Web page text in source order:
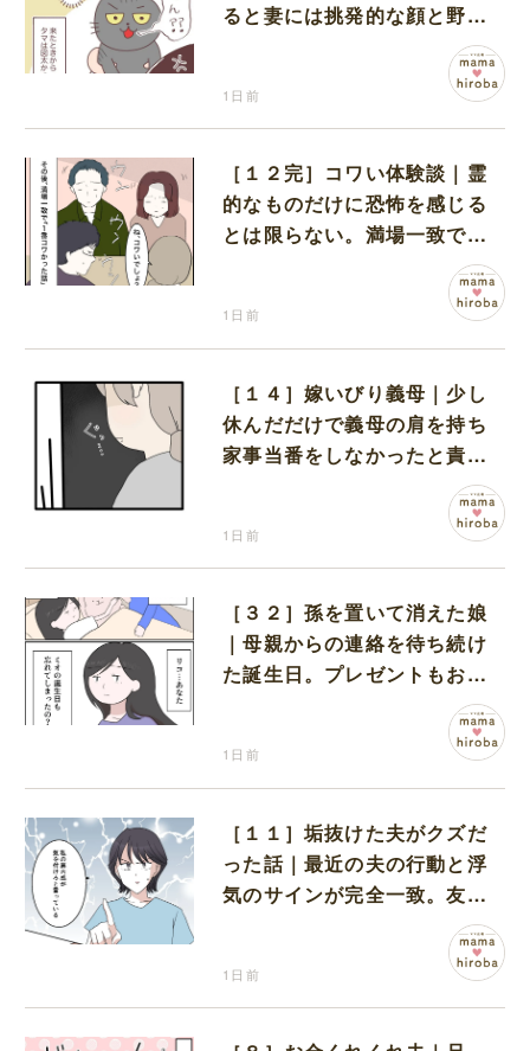
ると妻には挑発的な顔と野太
1日前
［１２完］コワい体験談｜霊
的なものだけに恐怖を感じる
とは限らない。満場一致でコ
ワいと認定された意外な体験
1日前
［１４］嫁いびり義母｜少し
休んだだけで義母の肩を持ち
家事当番をしなかったと責め
1日前
［３２］孫を置いて消えた娘
｜母親からの連絡を待ち続け
た誕生日。プレゼントもお祝
1日前
［１１］垢抜けた夫がクズだ
った話｜最近の夫の行動と浮
気のサインが完全一致。友人
1日前